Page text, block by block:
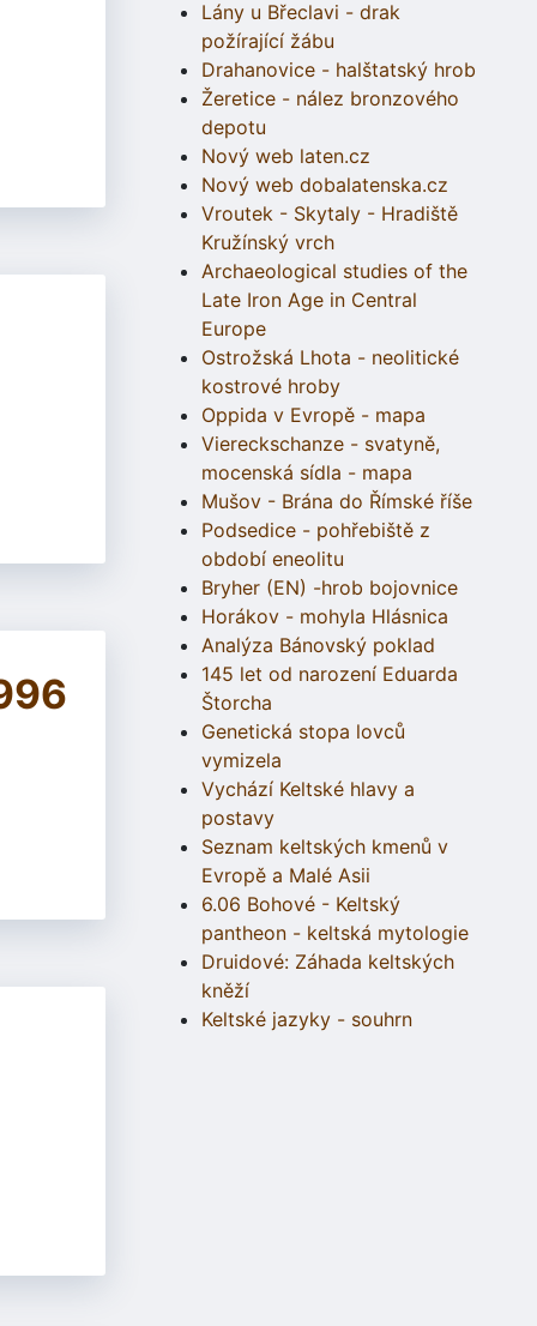
Lány u Břeclavi - drak
požírající žábu
Drahanovice - halštatský hrob
Žeretice - nález bronzového
depotu
Nový web laten.cz
Nový web dobalatenska.cz
Vroutek - Skytaly - Hradiště
Kružínský vrch
Archaeological studies of the
Late Iron Age in Central
Europe
Ostrožská Lhota - neolitické
kostrové hroby
Oppida v Evropě - mapa
Viereckschanze - svatyně,
mocenská sídla - mapa
Mušov - Brána do Římské říše
Podsedice - pohřebiště z
období eneolitu
Bryher (EN) -hrob bojovnice
Horákov - mohyla Hlásnica
Analýza Bánovský poklad
145 let od narození Eduarda
Štorcha
Genetická stopa lovců
vymizela
Vychází Keltské hlavy a
postavy
Seznam keltských kmenů v
Evropě a Malé Asii
6.06 Bohové - Keltský
pantheon - keltská mytologie
Druidové: Záhada keltských
kněží
Keltské jazyky - souhrn